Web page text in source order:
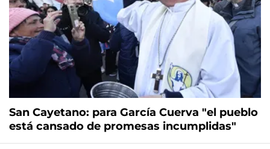
San Cayetano: para García Cuerva "el pueblo
está cansado de promesas incumplidas"